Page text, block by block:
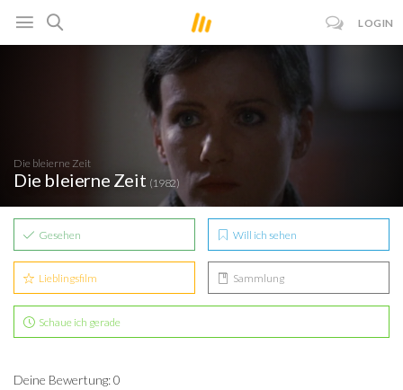
LOGIN
Die bleierne Zeit
Die bleierne Zeit (1982)
Gesehen Will ich sehen
Lieblingsfilm Sammlung
Schaue ich gerade
Deine Bewertung: 0